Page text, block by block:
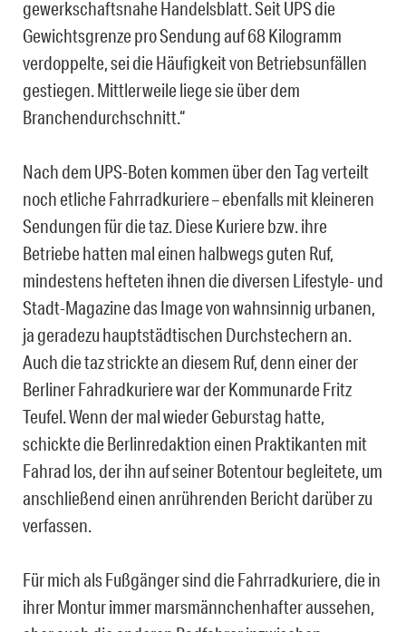
gewerkschaftsnahe Handelsblatt. Seit UPS die
Gewichtsgrenze pro Sendung auf 68 Kilogramm
verdoppelte, sei die Häufigkeit von Betriebsunfällen
gestiegen. Mittlerweile liege sie über dem
Branchendurchschnitt.“
Nach dem UPS-Boten kommen über den Tag verteilt
noch etliche Fahrradkuriere – ebenfalls mit kleineren
Sendungen für die taz. Diese Kuriere bzw. ihre
Betriebe hatten mal einen halbwegs guten Ruf,
mindestens hefteten ihnen die diversen Lifestyle- und
Stadt-Magazine das Image von wahnsinnig urbanen,
ja geradezu hauptstädtischen Durchstechern an.
Auch die taz strickte an diesem Ruf, denn einer der
Berliner Fahradkuriere war der Kommunarde Fritz
Teufel. Wenn der mal wieder Geburstag hatte,
schickte die Berlinredaktion einen Praktikanten mit
Fahrad los, der ihn auf seiner Botentour begleitete, um
anschließend einen anrührenden Bericht darüber zu
verfassen.
Für mich als Fußgänger sind die Fahrradkuriere, die in
ihrer Montur immer marsmännchenhafter aussehen,